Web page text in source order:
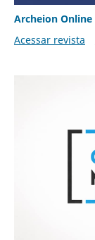
Archeion Online
Acessar revista